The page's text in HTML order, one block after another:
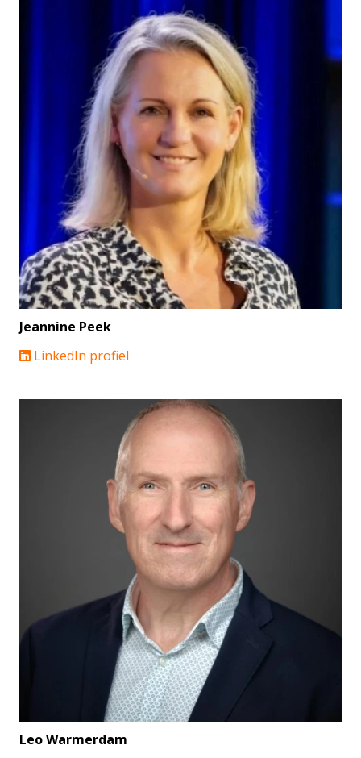
Jeannine Peek
LinkedIn profiel
Leo Warmerdam